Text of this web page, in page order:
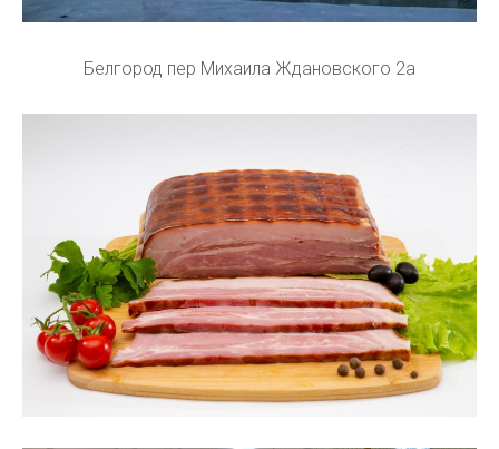
Белгород пер Михаила Ждановского 2а